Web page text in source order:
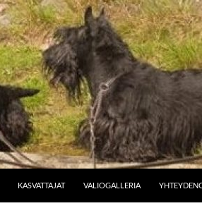
KASVATTAJAT VALIOGALLERIA